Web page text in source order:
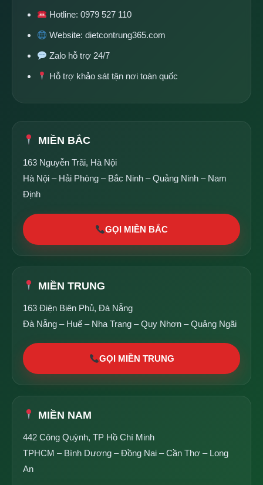
Hotline:0979 527 110
Website:dietcontrung365.com
Zalo hỗ trợ 24/7
Hỗ trợ khảo sát tận nơi toàn quốc
MIỀN BẮC
163 Nguyễn Trãi, Hà Nội
Hà Nội – Hải Phòng – Bắc Ninh – Quảng Ninh – Nam
Định
GỌI MIỀN BẮC
MIỀN TRUNG
163 Điện Biên Phủ, Đà Nẵng
Đà Nẵng – Huế – Nha Trang – Quy Nhơn – Quảng Ngãi
GỌI MIỀN TRUNG
MIỀN NAM
442 Công Quỳnh, TP Hồ Chí Minh
TPHCM – Bình Dương – Đồng Nai – Cần Thơ – Long
An